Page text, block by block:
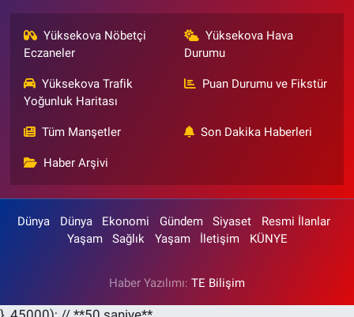
Yüksekova Nöbetçi
Eczaneler
Yüksekova Hava
Durumu
Yüksekova Trafik
Yoğunluk Haritası
Puan Durumu ve Fikstür
Tüm Manşetler Son Dakika Haberleri
Haber Arşivi
Dünya Dünya Ekonomi Gündem Siyaset
Resmi İlanlar
Yaşam
Sağlık Yaşam İletişim KÜNYE
Haber Yazılımı: TE Bilişim